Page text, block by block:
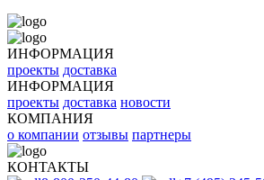
ИНФОРМАЦИЯ
проекты доставка
ИНФОРМАЦИЯ
проекты доставка новости
КОМПАНИЯ
о компании отзывы партнеры
КОНТАКТЫ